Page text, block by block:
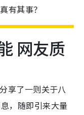
有其事？
网友质
享了一则关于八
，随即引来大量